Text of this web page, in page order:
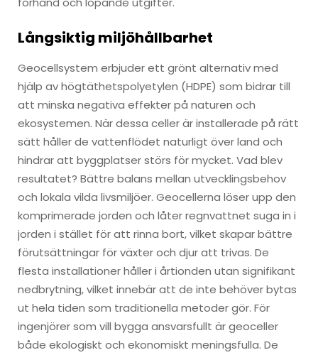
Långsiktig miljöhållbarhet
Geocellsystem erbjuder ett grönt alternativ med
hjälp av högtäthetspolyetylen (HDPE) som bidrar till
att minska negativa effekter på naturen och
ekosystemen. När dessa celler är installerade på rätt
sätt håller de vattenflödet naturligt över land och
hindrar att byggplatser störs för mycket. Vad blev
resultatet? Bättre balans mellan utvecklingsbehov
och lokala vilda livsmiljöer. Geocellerna löser upp den
komprimerade jorden och låter regnvattnet suga in i
jorden i stället för att rinna bort, vilket skapar bättre
förutsättningar för växter och djur att trivas. De
flesta installationer håller i årtionden utan signifikant
nedbrytning, vilket innebär att de inte behöver bytas
ut hela tiden som traditionella metoder gör. För
ingenjörer som vill bygga ansvarsfullt är geoceller
både ekologiskt och ekonomiskt meningsfulla. De